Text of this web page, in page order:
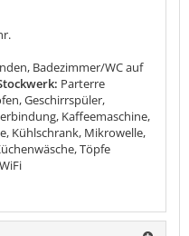
Badezimmer/WC auf
Parterre
Geschirrspüler,
Kaffeemaschine,
Kühlschrank, Mikrowelle,
Töpfe